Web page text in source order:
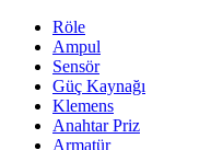
Röle
Ampul
Sensör
Güç Kaynağı
Klemens
Anahtar Priz
Armatür